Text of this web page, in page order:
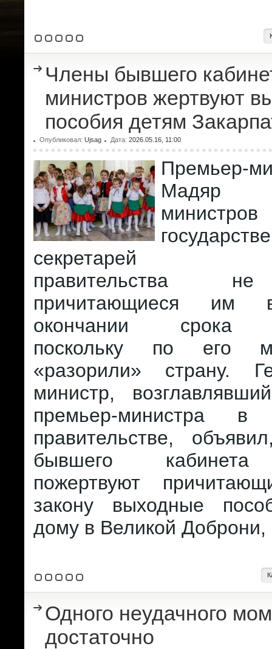
Члены бывшего
министров жертвуют
пособия детям
Опубликовал: Ujsag Дата: 2026.05.16, 11:00
Премьер-
Мадяр
секретарей
правительства
причитающиеся им
окончании срока
поскольку по его
«разорили» страну.
министр,
премьер-министра в
правительстве,
бывшего кабинета
пожертвуют
закону выходные
дому в Великой Доброни,
Одного неудачного
достаточно